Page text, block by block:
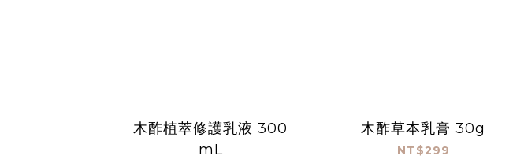
木酢植萃修護乳液 300
mL
木酢草本乳膏 30g
NT$299